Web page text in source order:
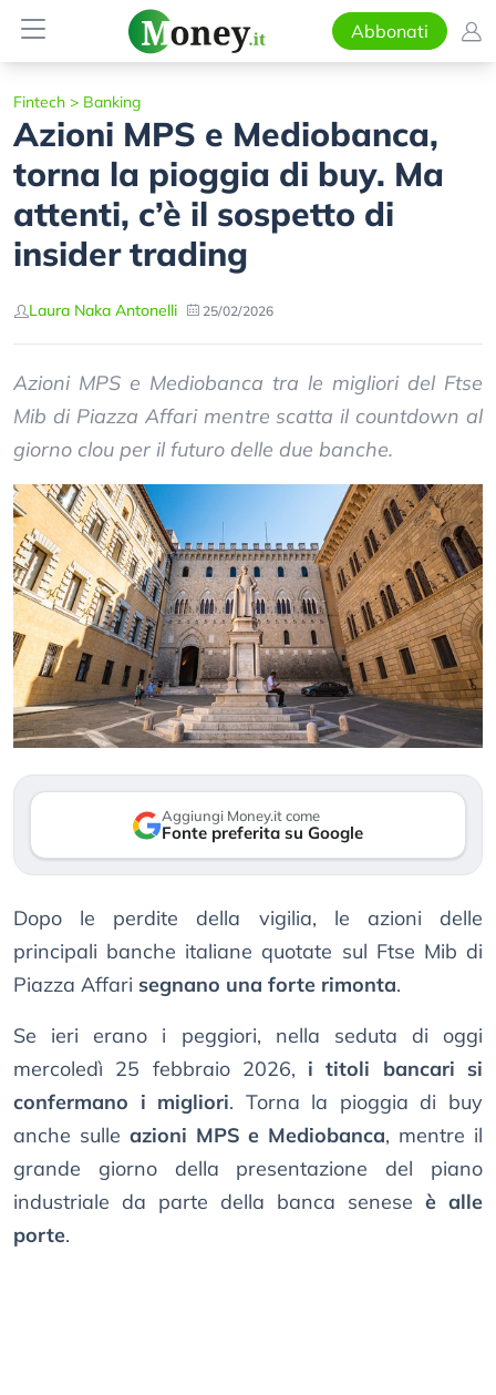
Abbonati
Fintech > Banking
Azioni MPS e Mediobanca,
torna la pioggia di buy. Ma
attenti, c’è il sospetto di
insider trading
Laura Naka Antonelli 25/02/2026
Azioni MPS e Mediobanca tra le migliori del Ftse
Mib di Piazza Affari mentre scatta il countdown al
giorno clou per il futuro delle due banche.
Aggiungi Money.it come
Fonte preferita su Google
Dopo le perdite della vigilia, le azioni delle
principali banche italiane quotate sul Ftse Mib di
Piazza Affari segnano una forte rimonta.
Se ieri erano i peggiori, nella seduta di oggi
mercoledì 25 febbraio 2026, i titoli bancari si
confermano i migliori. Torna la pioggia di buy
anche sulle azioni MPS e Mediobanca, mentre il
grande giorno della presentazione del piano
industriale da parte della banca senese è alle
porte.